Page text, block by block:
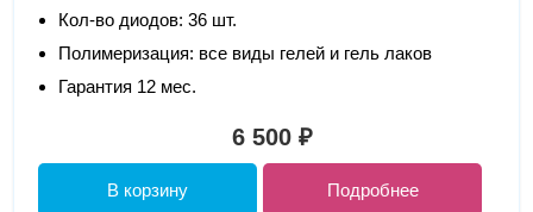
Кол-во диодов: 36 шт.
Полимеризация: все виды гелей и гель лаков
Гарантия 12 мес.
6 500 ₽
В корзину Подробнее